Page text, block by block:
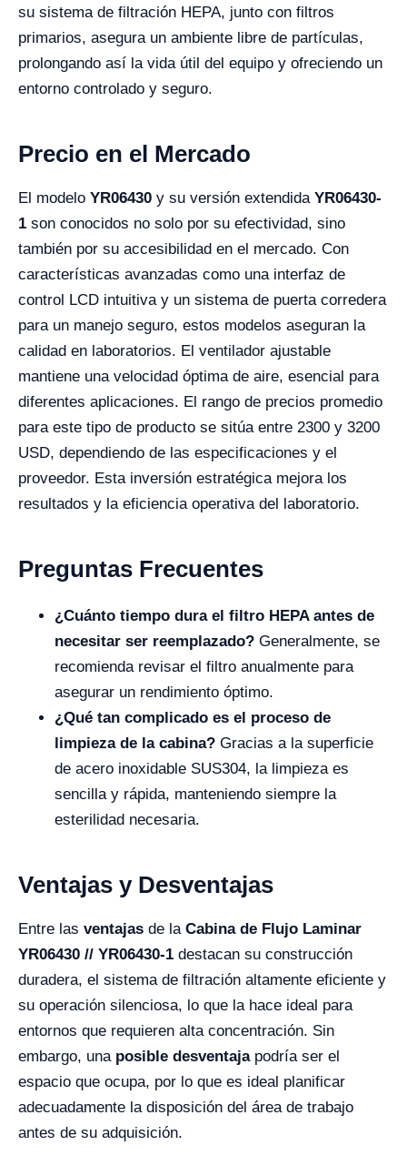
su sistema de filtración HEPA, junto con filtros
primarios, asegura un ambiente libre de partículas,
prolongando así la vida útil del equipo y ofreciendo un
entorno controlado y seguro.
Precio en el Mercado
El modelo YR06430 y su versión extendida YR06430-
1 son conocidos no solo por su efectividad, sino
también por su accesibilidad en el mercado. Con
características avanzadas como una interfaz de
control LCD intuitiva y un sistema de puerta corredera
para un manejo seguro, estos modelos aseguran la
calidad en laboratorios. El ventilador ajustable
mantiene una velocidad óptima de aire, esencial para
diferentes aplicaciones. El rango de precios promedio
para este tipo de producto se sitúa entre 2300 y 3200
USD, dependiendo de las especificaciones y el
proveedor. Esta inversión estratégica mejora los
resultados y la eficiencia operativa del laboratorio.
Preguntas Frecuentes
¿Cuánto tiempo dura el filtro HEPA antes de
necesitar ser reemplazado? Generalmente, se
recomienda revisar el filtro anualmente para
asegurar un rendimiento óptimo.
¿Qué tan complicado es el proceso de
limpieza de la cabina? Gracias a la superficie
de acero inoxidable SUS304, la limpieza es
sencilla y rápida, manteniendo siempre la
esterilidad necesaria.
Ventajas y Desventajas
Entre las ventajas de la Cabina de Flujo Laminar
YR06430 // YR06430-1 destacan su construcción
duradera, el sistema de filtración altamente eficiente y
su operación silenciosa, lo que la hace ideal para
entornos que requieren alta concentración. Sin
embargo, una posible desventajapodría ser el
espacio que ocupa, por lo que es ideal planificar
adecuadamente la disposición del área de trabajo
antes de su adquisición.